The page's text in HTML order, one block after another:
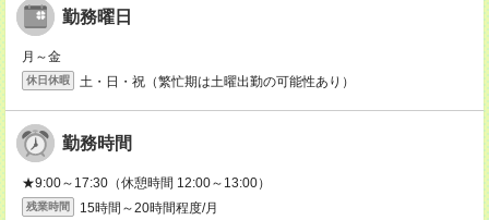
勤務曜日
月～金
休日休暇 土・日・祝（繁忙期は土曜出勤の可能性あり）
勤務時間
★9:00～17:30（休憩時間 12:00～13:00）
残業時間
15時間～20時間程度/月